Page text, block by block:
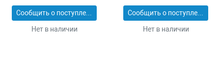
Сообщить о поступлении
Нет в наличии
Сообщить о поступлении
Нет в наличии